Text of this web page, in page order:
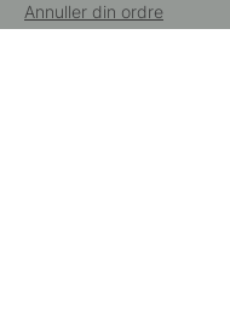
Annuller din ordre